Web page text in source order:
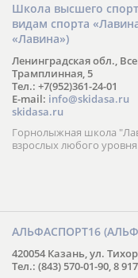
Школа высшего
видам спорта
«Лавина»)
Ленинградская обл.,
Трамплинная, 5
Тел.: +7(952)361-24-01
E-mail: info@skidasa.ru
skidasa.ru
Горнолыжная школа
взрослых любого
АЛЬФАСПОРТ16
420054 Казань, ул.
Тел.: (843) 570-01-90, 8